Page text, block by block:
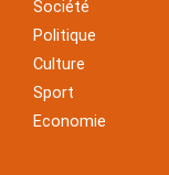
k
Société
Politique
Culture
Sport
Economie